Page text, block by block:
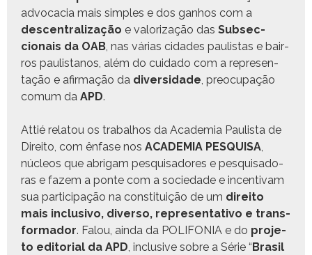
advo­ca­cia mais sim­ples e dos gan­hos com a
descen­tral­iza­ção e val­oriza­ção das Sub­sec­
cionais da OAB, nas várias cidades paulis­tas e bair­
ros paulis­tanos, além do cuida­do com a rep­re­sen­
tação e afir­mação da diver­si­dade, pre­ocu­pação
comum da APD.
Attié rela­tou os tra­bal­hos da Acad­e­mia Paulista de
Dire­ito, com ênfase nos ACADEMIA PESQUISA,
núcleos que abrigam pesquisadores e pesquisado­
ras e fazem a ponte com a sociedade e incen­ti­vam
sua par­tic­i­pação na con­sti­tu­ição de um dire­ito
mais inclu­si­vo, diver­so, rep­re­sen­ta­ti­vo e trans­
for­mador. Falou, ain­da da POLIFONIA e do pro­je­
to edi­to­r­i­al da APD, inclu­sive sobre a Série “ Brasil